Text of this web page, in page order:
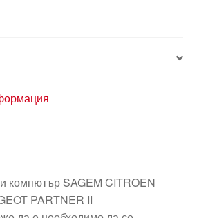
компютър SAGEM CITROEN
PARTNER II